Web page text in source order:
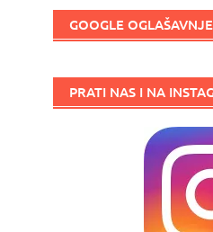
GOOGLE OGLAŠAVNJE
PRATI NAS I NA